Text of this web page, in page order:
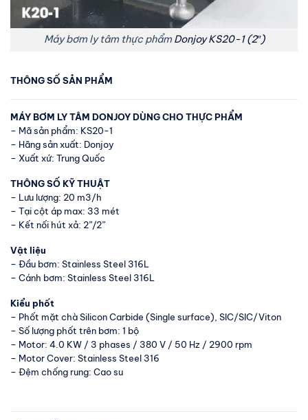
Máy bơm ly tâm thực phẩmDonjoy KS20-1 (2″)
THÔNG SỐ SẢN PHẨM
MÁY BƠM LY TÂM DONJOY DÙNG CHO THỰC PHẨM
– Mã sản phẩm: KS20-1
– Hãng sản xuất: Donjoy
– Xuất xứ: Trung Quốc
THÔNG SỐ KỸ THUẬT
– Lưu lượng: 20 m3/h
– Tại cột áp max: 33 mét
– Kết nối hút xả: 2”/2”
Vật liệu
– Đầu bơm: Stainless Steel 316L
– Cánh bơm: Stainless Steel 316L
Kiểu phốt
– Phốt mặt chà Silicon Carbide (Single surface), SIC/SIC/Viton
– Số lượng phốt trên bơm: 1 bộ
– Motor: 4.0 KW / 3 phases / 380 V / 50 Hz / 2900 rpm
– Motor Cover: Stainless Steel 316
– Đệm chống rung: Cao su